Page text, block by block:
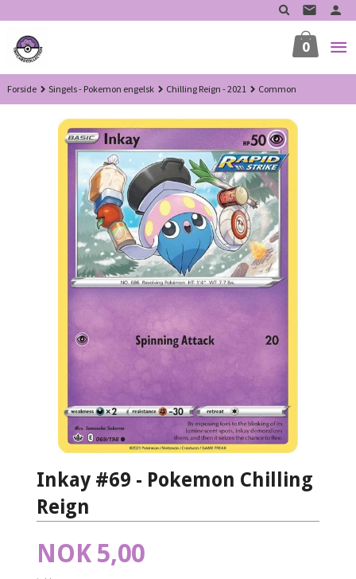
til
innholdet
0
Forside Singels - Pokemon engelsk Chilling Reign - 2021 Common
Inkay #69 - Pokemon Chilling
Reign
Pris
NOK 5,00